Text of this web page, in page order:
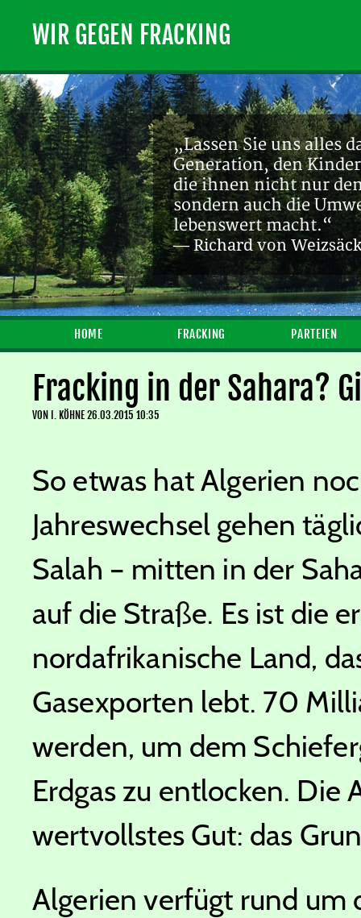
WIR GEGEN FRACKING
„Lassen Sie uns alles
Generation, den
die ihnen nicht nur
sondern auch die
lebenswert macht.“
— Richard von
HOME FRACKING PARTEIEN
Fracking in der Sahara?
VON I. KÖHNE26.03.2015 10:35
So etwas hat Algerien
Jahreswechsel gehen
Salah – mitten in der
auf die Straße. Es ist die
nordafrikanische Land,
Gasexporten lebt. 70
werden, um dem
Erdgas zu entlocken.
wertvollstes Gut: das
Algerien verfügt rund um